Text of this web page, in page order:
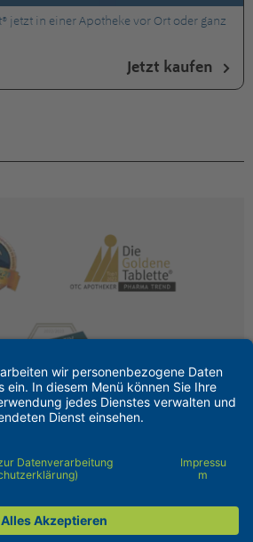
jetzt in einer Apotheke vor Ort oder ganz
Jetzt kaufen